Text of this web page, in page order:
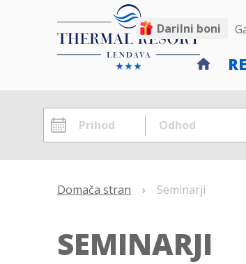
Darilni boni
Domača stran › Seminarji
SEMINARJI